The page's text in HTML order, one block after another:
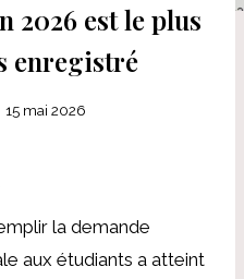
2026 est le plus
enregistré
15 mai 2026
la demande
aux étudiants a atteint